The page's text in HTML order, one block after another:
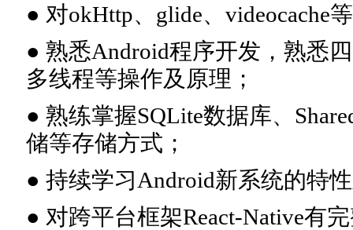
● 对okHttp、glide、videocache
● 熟悉Android程序开发，熟悉
多线程等操作及原理；
● 熟练掌握SQLite数据库、
储等存储方式；
● 持续学习Android新系统的特
● 对跨平台框架React-Native有